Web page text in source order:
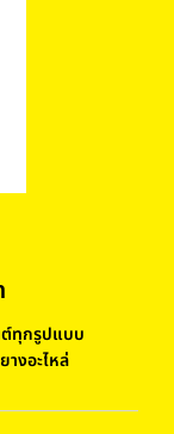
ต์ทุกรูปแบบ
งอะไหล่